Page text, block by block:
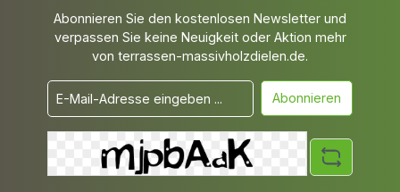
Abonnieren Sie den kostenlosen Newsletter und
verpassen Sie keine Neuigkeit oder Aktion mehr
von terrassen-massivholzdielen.de.
Abonnieren